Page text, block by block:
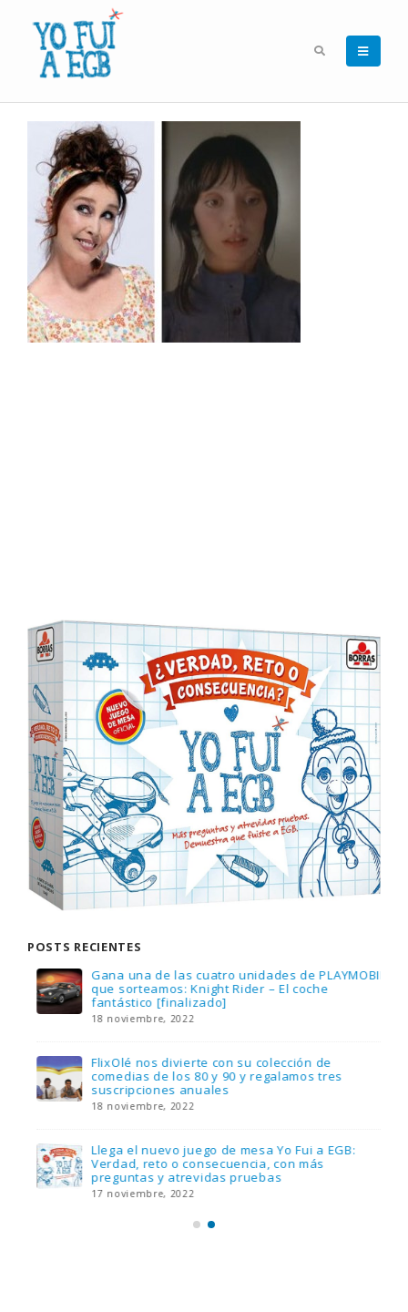
POSTS RECIENTES
Gana una de las cuatro unidades de PLAYMOBIL
que sorteamos: Knight Rider – El coche
fantástico [finalizado]
18 noviembre, 2022
FlixOlé nos divierte con su colección de
comedias de los 80 y 90 y regalamos tres
suscripciones anuales
18 noviembre, 2022
Llega el nuevo juego de mesa Yo Fui a EGB:
Verdad, reto o consecuencia, con más
preguntas y atrevidas pruebas
17 noviembre, 2022